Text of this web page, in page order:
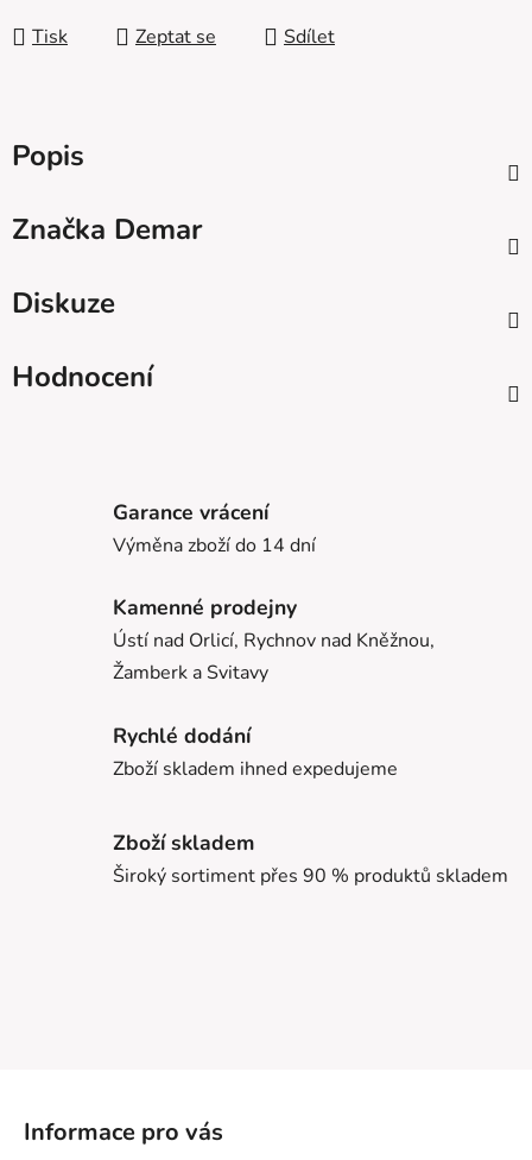
Tisk Zeptat se Sdílet
Popis
Značka Demar
Diskuze
Hodnocení
Garance vrácení
Výměna zboží do 14 dní
Kamenné prodejny
Ústí nad Orlicí, Rychnov nad Kněžnou,
Žamberk a Svitavy
Rychlé dodání
Zboží skladem ihned expedujeme
Zboží skladem
Široký sortiment přes 90 % produktů skladem
Informace pro vás